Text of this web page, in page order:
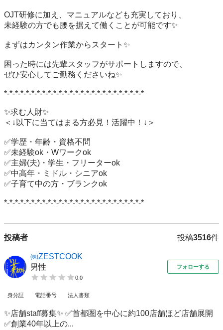
OJT研修に加え、マニュアルなども充実しており、
未経験の方でも腰を据えて働くことが可能です✨
まずはカンタン作業からスタート✨
困った時には先輩スタッフがサポートしますので、
ぜひ安心してご勤務くださいね✨
*-*-*-*-*-*-*-*-*-*-*-*-*-*-*-*-*-*-*-*-*-*-*-*-*-*
✨求む人財✨
＜↓以下に当てはまる方必見！活躍中！↓＞
✅学歴・年齢・資格不問
✅未経験ok・Wワークok
✅主婦(夫)・学生・フリーターok
✅中高年・ミドル・シニアok
✅子育て中の方・ブランクok
*-*-*-*-*-*-*-*-*-*-*-*-*-*-*-*-*-*-*-*-*-*-*-*-*-*
投稿者 投稿3516件
㈱ZESTCOOK
男性
0.0
フォローする
身分証 電話番号 法人書類
✨店舗staff募集✨ ✅首都圏を中心に約100店舗ほど店舗展開
✅創業40年以上の...